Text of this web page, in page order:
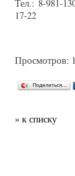
Тел.: 8-981-
17-22
Просмотров:
Поделиться…
» к списку